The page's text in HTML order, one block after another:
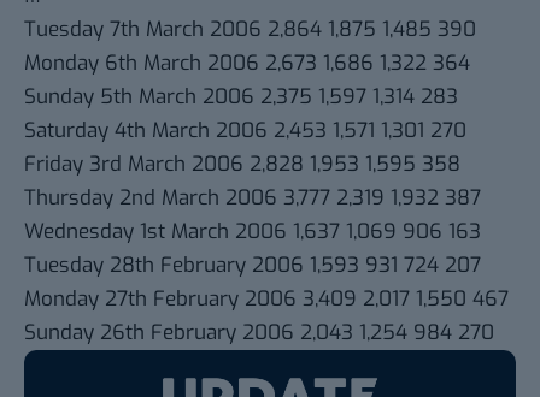
Tuesday 7th March 2006 2,864 1,875 1,485 390
Monday 6th March 2006 2,673 1,686 1,322 364
Sunday 5th March 2006 2,375 1,597 1,314 283
Saturday 4th March 2006 2,453 1,571 1,301 270
Friday 3rd March 2006 2,828 1,953 1,595 358
Thursday 2nd March 2006 3,777 2,319 1,932 387
Wednesday 1st March 2006 1,637 1,069 906 163
Tuesday 28th February 2006 1,593 931 724 207
Monday 27th February 2006 3,409 2,017 1,550 467
Sunday 26th February 2006 2,043 1,254 984 270